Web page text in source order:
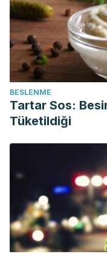
BESLENME
Tartar Sos:
Tüketildiği